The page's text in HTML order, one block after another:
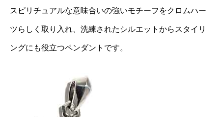
スピリチュアルな意味合いの強いモチーフをクロムハー
ツらしく取り入れ、洗練されたシルエットからスタイリ
ングにも役立つペンダントです。